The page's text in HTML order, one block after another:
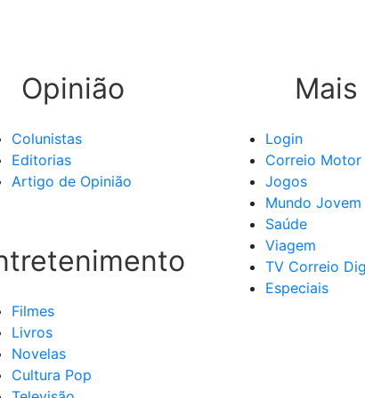
Opinião
Colunistas
Editorias
Artigo de Opinião
Filmes
Livros
Novelas
Cultura Pop
Mais
Login
Correio Motor
Jogos
Mundo Jovem
Saúde
Viagem
TV Correio
Especiais